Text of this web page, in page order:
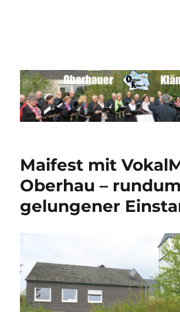
Männerchor
Maifest mit
Oberhau – rundum
gelungener